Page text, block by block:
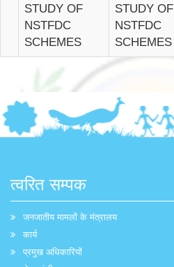
STUDY OF
NSTFDC
SCHEMES
STUDY OF
NSTFDC
SCHEMES
त्वरित सम्पक
जनजातीय मामलों के मंत्रालय
कार्य
प्रमुख अधिकारियों